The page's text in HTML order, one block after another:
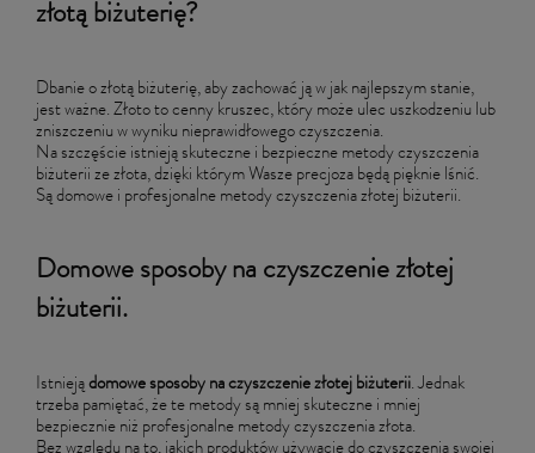
złotą biżuterię?
Dbanie o złotą biżuterię, aby zachować ją w jak najlepszym stanie,
jest ważne. Złoto to cenny kruszec, który może ulec uszkodzeniu lub
zniszczeniu w wyniku nieprawidłowego czyszczenia.
Na szczęście istnieją skuteczne i bezpieczne metody czyszczenia
biżuterii ze złota, dzięki którym Wasze precjoza będą pięknie lśnić.
Są domowe i profesjonalne metody czyszczenia złotej biżuterii.
Domowe sposoby na czyszczenie złotej
biżuterii.
Istnieją domowe sposoby na czyszczenie złotej biżuterii. Jednak
trzeba pamiętać, że te metody są mniej skuteczne i mniej
bezpiecznie niż profesjonalne metody czyszczenia złota.